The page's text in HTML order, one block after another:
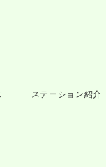
ステーション紹介